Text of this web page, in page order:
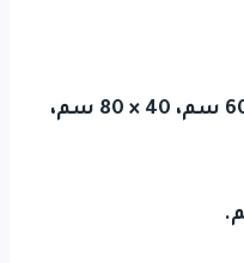
30 × 60 سم، 40 × 80 سم،